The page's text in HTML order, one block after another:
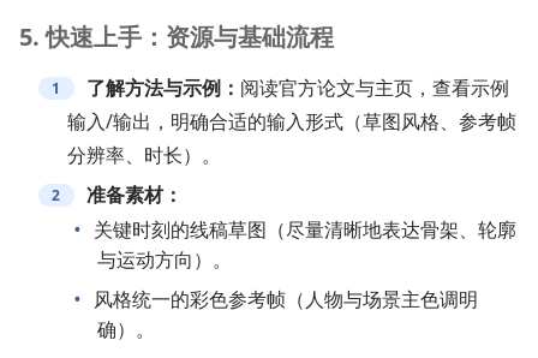
5. 快速上手：资源与基础流程
了解方法与示例： 阅读官方论文与主页，查看示例
输入/输出，明确合适的输入形式（草图风格、参考帧
分辨率、时长）。
准备素材：
关键时刻的线稿草图（尽量清晰地表达骨架、轮廓
与运动方向）。
风格统一的彩色参考帧（人物与场景主色调明
确）。